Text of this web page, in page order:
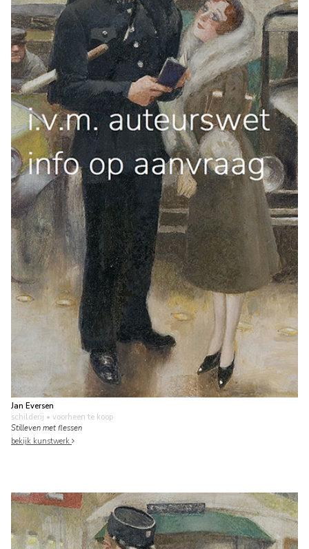
Jan Eversen
schilderij • voorheen te koop
Stilleven met flessen
bekijk kunstwerk